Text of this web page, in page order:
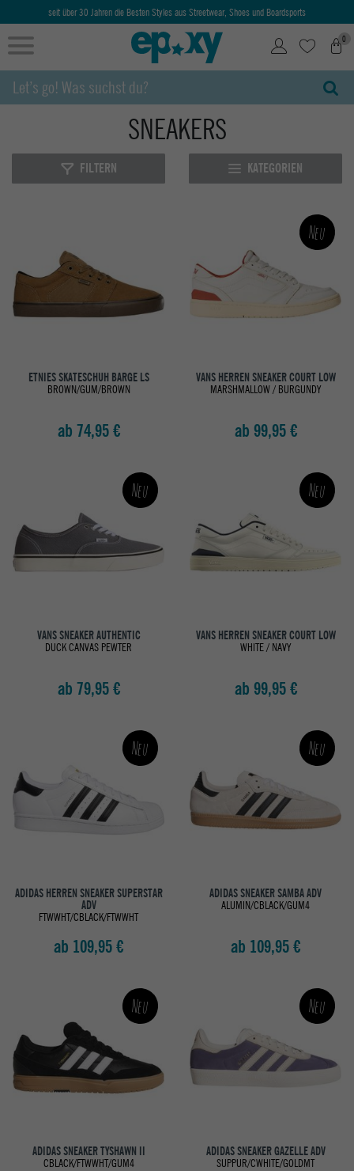
seit über 30 Jahren die Besten Styles aus Streetwear, Shoes und Boardsports
0
SNEAKERS
FILTERN KATEGORIEN
ETNIES SKATESCHUH BARGE LS
BROWN/GUM/BROWN
ab 74,95 €
Neu
VANS HERREN SNEAKER COURT LOW
MARSHMALLOW / BURGUNDY
ab 99,95 €
Neu
VANS SNEAKER AUTHENTIC
DUCK CANVAS PEWTER
ab 79,95 €
Neu
VANS HERREN SNEAKER COURT LOW
WHITE / NAVY
ab 99,95 €
Neu
ADIDAS HERREN SNEAKER SUPERSTAR
ADV
FTWWHT/CBLACK/FTWWHT
ab 109,95 €
Neu
ADIDAS SNEAKER SAMBA ADV
ALUMIN/CBLACK/GUM4
ab 109,95 €
Neu
ADIDAS SNEAKER TYSHAWN II
CBLACK/FTWWHT/GUM4
Neu
ADIDAS SNEAKER GAZELLE ADV
SUPPUR/CWHITE/GOLDMT